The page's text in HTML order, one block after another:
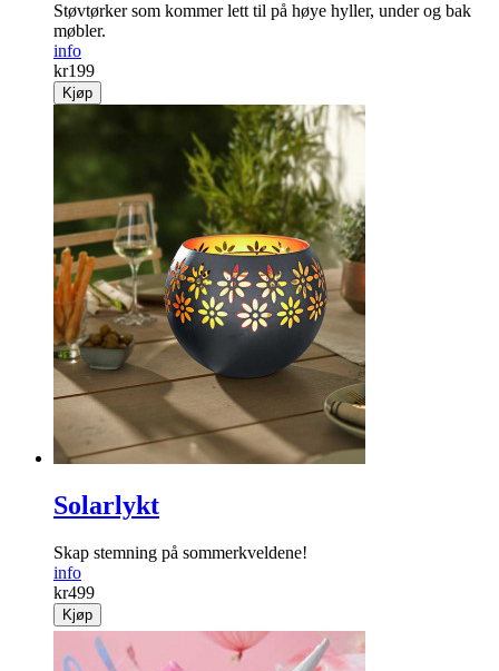
Støvtørker som kommer lett til på høye hyller, under og bak
møbler.
info
kr199
Kjøp
Solarlykt
Skap stemning på sommerkveldene!
info
kr499
Kjøp